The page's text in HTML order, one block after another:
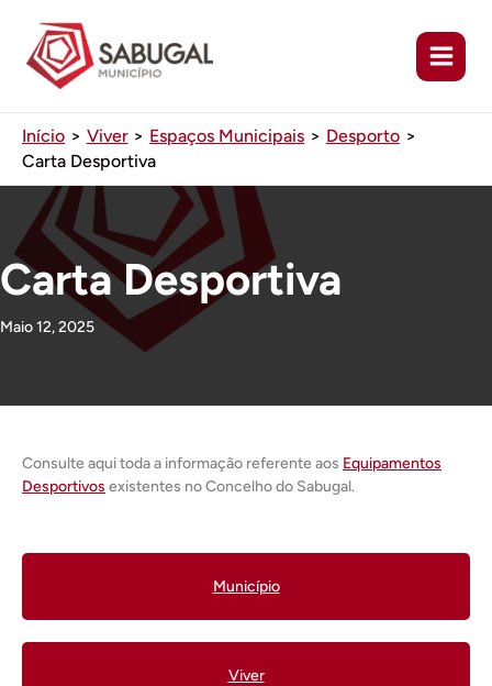
conteúdo
Início Viver Espaços Municipais
Desporto
Carta Desportiva
Carta Desportiva
Maio 12, 2025
Consulte aqui toda a informação referente aos Equipamentos
Desportivos existentes no Concelho do Sabugal.
Município
Viver